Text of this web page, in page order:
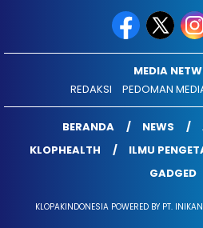
MEDIA
REDAKSI
PEDOMAN
BERANDA NEWS
KLOPHEALTH
ILMU
GADGED
KLOPAKINDONESIA POWERED BY PT.